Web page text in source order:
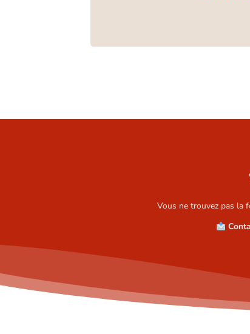
Vous ne trouvez pas la